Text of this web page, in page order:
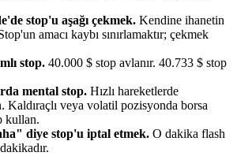
stop'u aşağı çekmek. Kendine ihanetin
amacı kaybı sınırlamaktır; çekmek
stop. 40.000 $ stop avlanır. 40.733 $ stop
mental stop. Hızlı hareketlerde
Kaldıraçlı veya volatil pozisyonda borsa
kullan.
diye stop'u iptal etmek. O dakika flash